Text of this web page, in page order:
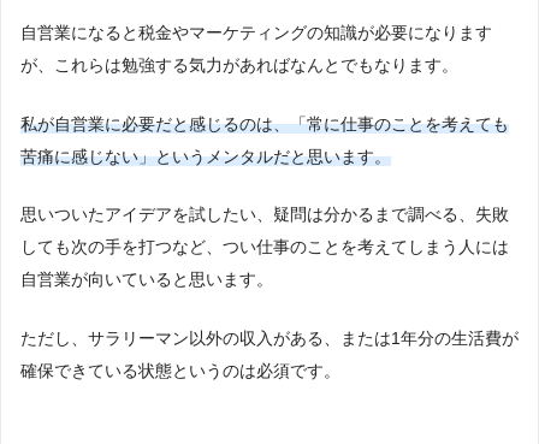
自営業になると税金やマーケティングの知識が必要になります
が、これらは勉強する気力があればなんとでもなります。
私が自営業に必要だと感じるのは、「常に仕事のことを考えても
苦痛に感じない」というメンタルだと思います。
思いついたアイデアを試したい、疑問は分かるまで調べる、失敗
しても次の手を打つなど、つい仕事のことを考えてしまう人には
自営業が向いていると思います。
ただし、サラリーマン以外の収入がある、または1年分の生活費が
確保できている状態というのは必須です。